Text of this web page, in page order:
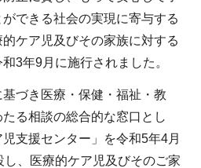
できる社会の実現に寄与する
ケア児及びその家族に対する
3年9月に施行されました。
づき医療・保健・福祉・教
る相談の総合的な窓口とし
支援センター」を令和5年4月
、医療的ケア児及びそのご家